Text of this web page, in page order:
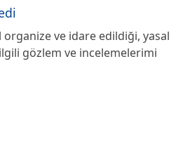
organize ve idare edildiği, yasal
ilgili gözlem ve incelemelerimi